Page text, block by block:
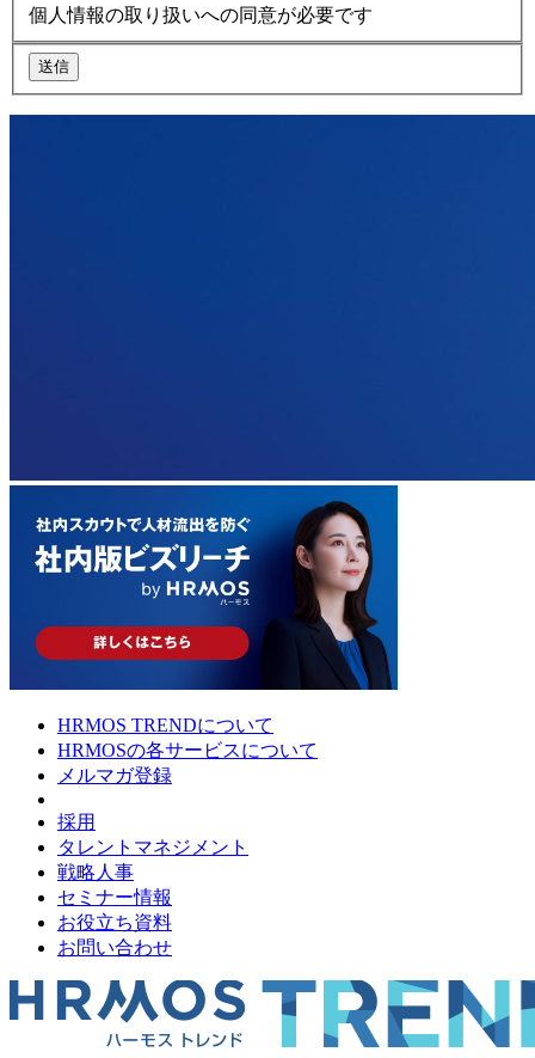
個人情報の取り扱いへの同意が必要です
HRMOS TRENDについて
HRMOSの各サービスについて
メルマガ登録
採用
タレントマネジメント
戦略人事
セミナー情報
お役立ち資料
お問い合わせ